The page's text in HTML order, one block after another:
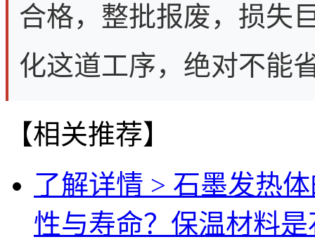
合格，整批报废，损失
化这道工序，绝对不能
【相关推荐】
了解详情 > 石墨发热
性与寿命？保温材料